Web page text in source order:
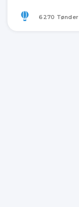
6270 Tønder